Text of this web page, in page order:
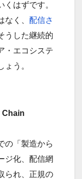
はずです。
く、 配信さ
した継続的
・エコシステ
う。
Chain
の「製造から
ジ化、配信網
られ、正規の